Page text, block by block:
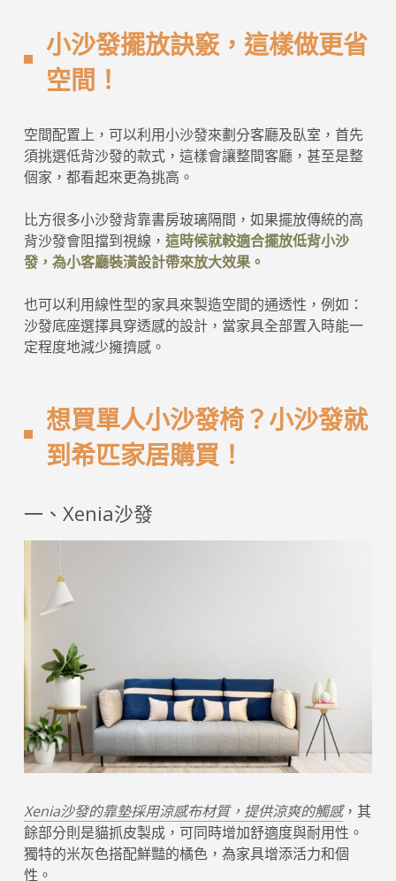
小沙發擺放訣竅，這樣做更省
空間！
空間配置上，可以利用小沙發來劃分客廳及臥室，首先
須挑選低背沙發的款式，這樣會讓整間客廳，甚至是整
個家，都看起來更為挑高。
比方很多小沙發背靠書房玻璃隔間，如果擺放傳統的高
背沙發會阻擋到視線， 這時候就較適合擺放低背小沙
發，為小客廳裝潢設計帶來放大效果。
也可以利用線性型的家具來製造空間的通透性，例如：
沙發底座選擇具穿透感的設計，當家具全部置入時能一
定程度地減少擁擠感。
想買單人小沙發椅？小沙發就
到希匹家居購買！
一、Xenia沙發
Xenia沙發的靠墊採用涼感布材質，提供涼爽的觸感，其
餘部分則是貓抓皮製成，可同時增加舒適度與耐用性。
獨特的米灰色搭配鮮豔的橘色，為家具增添活力和個
性。